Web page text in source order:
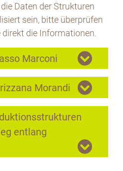
die Daten der Strukturen
sein, bitte überprüfen
direkt die Informationen.
Marconi
Morandi
entlang